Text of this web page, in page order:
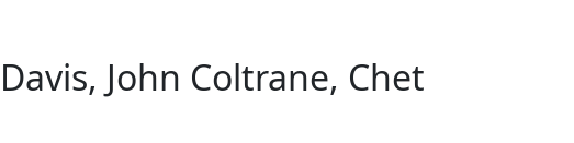
John Coltrane, Chet